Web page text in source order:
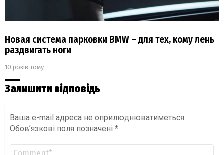
Новая система парковки BMW – для тех, кому лень
раздвигать ноги
10 років тому
Залишити відповідь
Ваша e-mail адреса не оприлюднюватиметься.
Обов’язкові поля позначені *
Коментар